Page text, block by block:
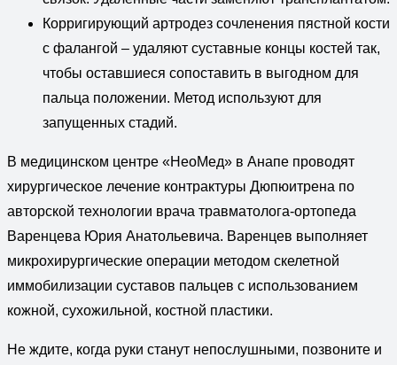
Корригирующий артродез сочленения пястной кости
с фалангой – удаляют суставные концы костей так,
чтобы оставшиеся сопоставить в выгодном для
пальца положении. Метод используют для
запущенных стадий.
В медицинском центре «НеоМед» в Анапе проводят
хирургическое лечение контрактуры Дюпюитрена по
авторской технологии врача травматолога-ортопеда
Варенцева Юрия Анатольевича. Варенцев выполняет
микрохирургические операции методом скелетной
иммобилизации суставов пальцев с использованием
кожной, сухожильной, костной пластики.
Не ждите, когда руки станут непослушными, позвоните и